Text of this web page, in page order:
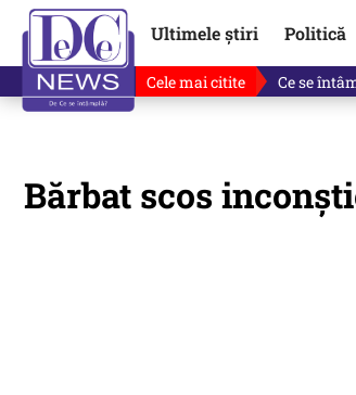
Ultimele știri Politică
Cele mai citite Singurul
Bărbat scos